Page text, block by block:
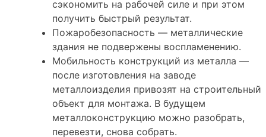
сэкономить на рабочей силе и при этом
получить быстрый результат.
Пожаробезопасность — металлические
здания не подвержены воспламенению.
Мобильность конструкций из металла —
после изготовления на заводе
металлоизделия привозят на строительный
объект для монтажа. В будущем
металлоконструкцию можно разобрать,
перевезти, снова собрать.